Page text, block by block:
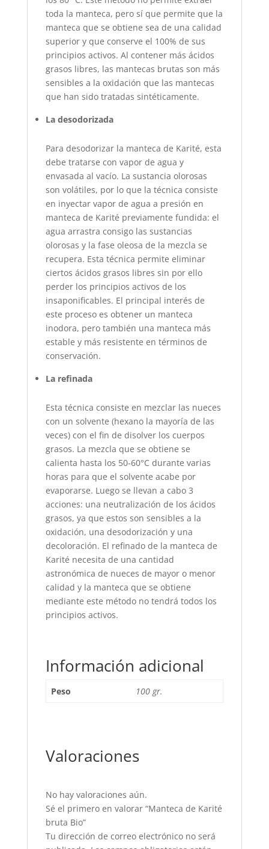
toda la manteca, pero sí que permite que la
manteca que se obtiene sea de una calidad
superior y que conserve el 100% de sus
principios activos. Al contener más ácidos
grasos libres, las mantecas brutas son más
sensibles a la oxidación que las mantecas
que han sido tratadas sintéticamente.
La desodorizada
Para desodorizar la manteca de Karité, esta
debe tratarse con vapor de agua y
envasada al vacío. La sustancia olorosas
son volátiles, por lo que la técnica consiste
en inyectar vapor de agua a presión en
manteca de Karité previamente fundida: el
agua arrastra consigo las sustancias
olorosas y la fase oleosa de la mezcla se
recupera. Esta técnica permite eliminar
ciertos ácidos grasos libres sin por ello
perder los principios activos de los
insaponificables. El principal interés de
este proceso es obtener un manteca
inodora, pero también una manteca más
estable y más resistente en términos de
conservación.
La refinada
Esta técnica consiste en mezclar las nueces
con un solvente (hexano la mayoría de las
veces) con el fin de disolver los cuerpos
grasos. La mezcla que se obtiene se
calienta hasta los 50-60°C durante varias
horas para que el solvente acabe por
evaporarse. Luego se llevan a cabo 3
acciones: una neutralización de los ácidos
grasos, ya que estos son sensibles a la
oxidación, una desodorización y una
decoloración. El refinado de la manteca de
Karité necesita de una cantidad
astronómica de nueces de mayor o menor
calidad y la manteca que se obtiene
mediante este método no tendrá todos los
principios activos.
Información adicional
Peso 100 gr.
Valoraciones
No hay valoraciones aún.
Sé el primero en valorar “Manteca de Karité
bruta Bio”
Tu dirección de correo electrónico no será